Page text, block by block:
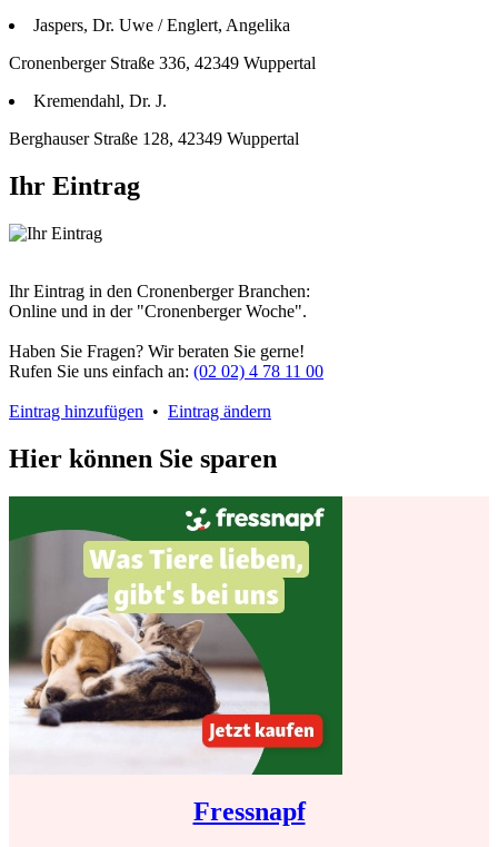
Jaspers, Dr. Uwe / Englert, Angelika
Cronenberger Straße 336, 42349 Wuppertal
Kremendahl, Dr. J.
Berghauser Straße 128, 42349 Wuppertal
Ihr Eintrag
Ihr Eintrag in den Cronenberger Branchen:
Online und in der "Cronenberger Woche".
Haben Sie Fragen? Wir beraten Sie gerne!
Rufen Sie uns einfach an: (02 02) 4 78 11 00
Eintrag hinzufügen • Eintrag ändern
Hier können Sie sparen
Fressnapf